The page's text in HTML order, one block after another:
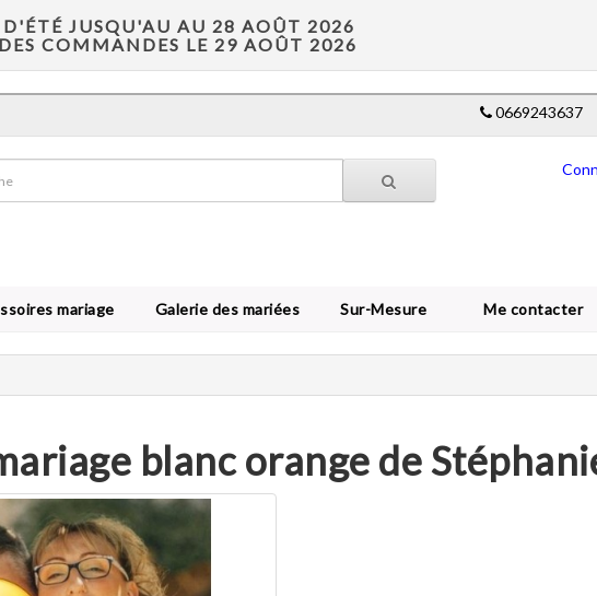
D'ÉTÉ JUSQU'AU AU 28 AOÛT 2026
COMMANDES LE 29 AOÛT 2026
0669243637
mariage Galerie des mariées Sur-Mesure Me contacter
blanc orange de